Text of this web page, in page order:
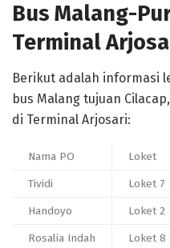
Bus Malang-
Terminal
Berikut adalah informasi
bus Malang tujuan
di Terminal Arjosari:
Nama PO Loket
Tividi
Loket 7
Handoyo
Loket 2
Rosalia Indah
Loket 8